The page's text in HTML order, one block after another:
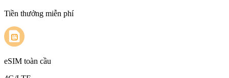
Tiền thưởng miễn phí
eSIM toàn cầu